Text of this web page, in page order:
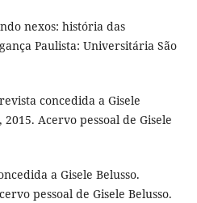
nexos: história das
Paulista: Universitária São
concedida a Gisele
Acervo pessoal de Gisele
a Gisele Belusso.
pessoal de Gisele Belusso.